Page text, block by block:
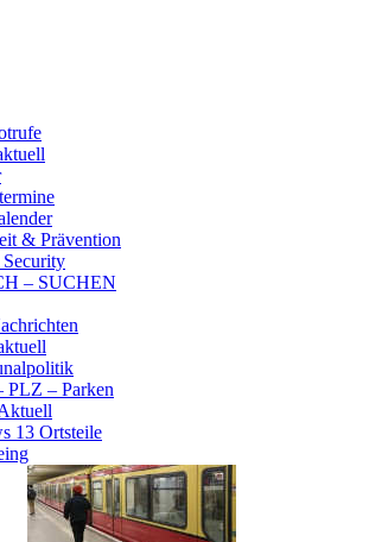
& Prävention
– SUCHEN
PLZ – Parken
13 Ortsteile